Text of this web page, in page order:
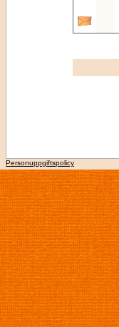
Personuppgiftspolicy